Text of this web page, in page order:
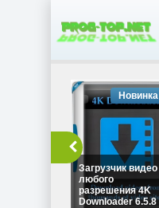
Загрузчик видео
любого
разрешения 4K
Downloader 6.5.8
Новинка